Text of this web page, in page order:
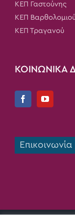
ΚΕΠ Γαστούνης
ΚΕΠ
ΚΕΠ Τραγανού
ΚΟΙΝΩΝΙΚΑ